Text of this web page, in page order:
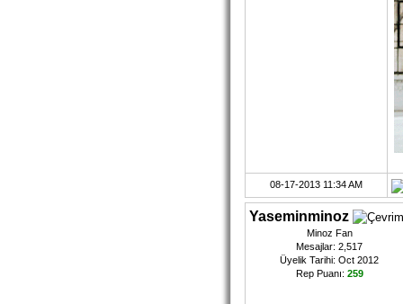
08-17-2013 11:34 AM
Yaseminminoz
Minoz Fan
Mesajlar: 2,517
Üyelik Tarihi: Oct 2012
Rep Puanı: 259